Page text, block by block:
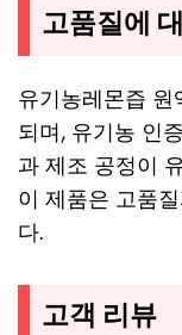
고품질에
유기농레몬즙
되며, 유기농 인
과 제조 공정이
이 제품은 고품
다.
고객 리뷰